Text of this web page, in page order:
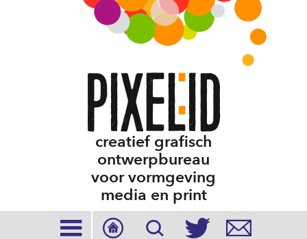
creatief grafisch
ontwerpbureau
voor vormgeving
media en print
    